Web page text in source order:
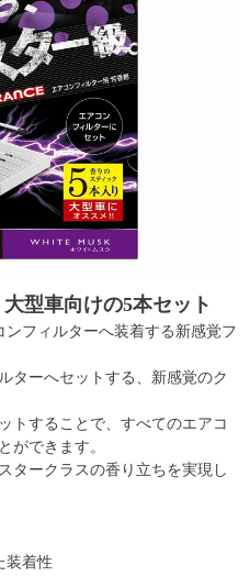
型車向けの5本セット
フィルターへ装着する新感覚フ
ターへセットする、新感覚のク
トすることで、すべてのエアコ
ができます。
タークラスの香り立ちを実現し
装着性